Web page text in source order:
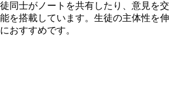
同士がノートを共有したり、意見を交
を搭載しています。生徒の主体性を伸
おすすめです。